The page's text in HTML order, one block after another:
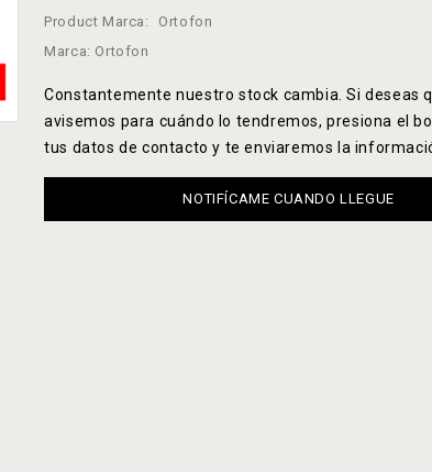
Product Marca:
Ortofon
Marca: Ortofon
Constantemente nuestro stock cambia. Si deseas
avisemos para cuándo lo tendremos, presiona el
tus datos de contacto y te enviaremos la
NOTIFÍCAME CUANDO LLEGUE